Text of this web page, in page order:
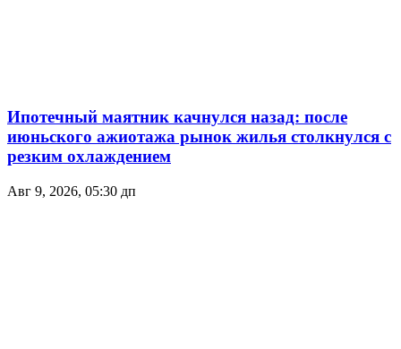
Ипотечный маятник качнулся назад: после
июньского ажиотажа рынок жилья столкнулся с
резким охлаждением
Авг 9, 2026, 05:30 дп